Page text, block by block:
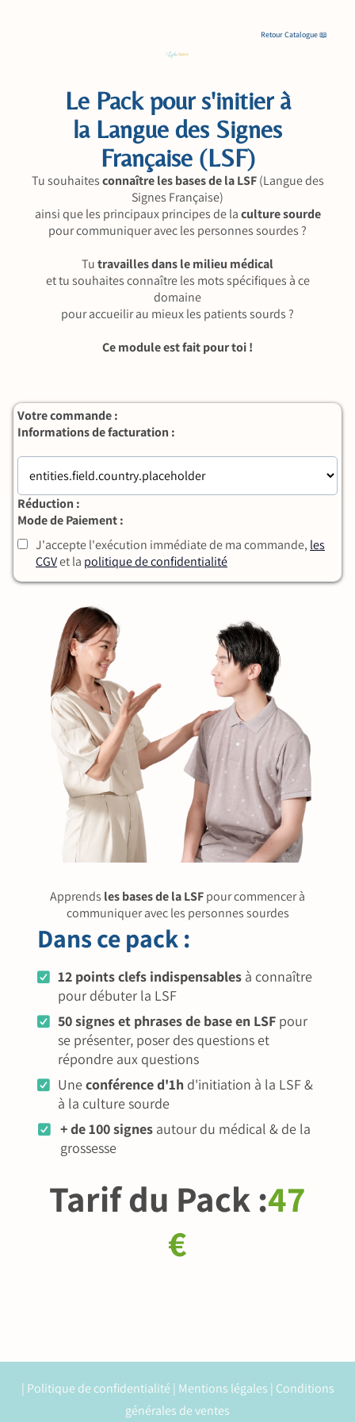
Retour Catalogue 📖
Le Pack pour s'initier à
la Langue des Signes
Française (LSF)
Tu souhaitesconnaître les bases de la LSF(Langue des
Signes Française)
ainsi que les principaux principes de laculture sourde
pour communiquer avec les personnes sourdes ?
Tutravailles dans le milieu médical
et tu souhaites connaître les mots spécifiques à ce
domaine
pour accueilir au mieux les patients sourds ?
Ce module est fait pour toi !
Apprends les bases de la LSFpour commencer à
communiquer avec les personnes sourdes
Dans ce pack :
12 points clefs indispensables à connaître
pour débuter la LSF
50 signes et phrases de base en LSF pour
se présenter, poser des questions et
répondre aux questions
Uneconférence d'1h d'initiation à la LSF &
à la culture sourde
+ de 100 signes autour du médical & de la
grossesse
Tarif du Pack :47
€
Votre commande :
Informations de facturation :
Réduction :
Mode de Paiement :
J'accepte l'exécution immédiate de ma commande, les
CGVet la politique de confidentialité
| Politique de confidentialité | Mentions légales | Conditions
générales de ventes